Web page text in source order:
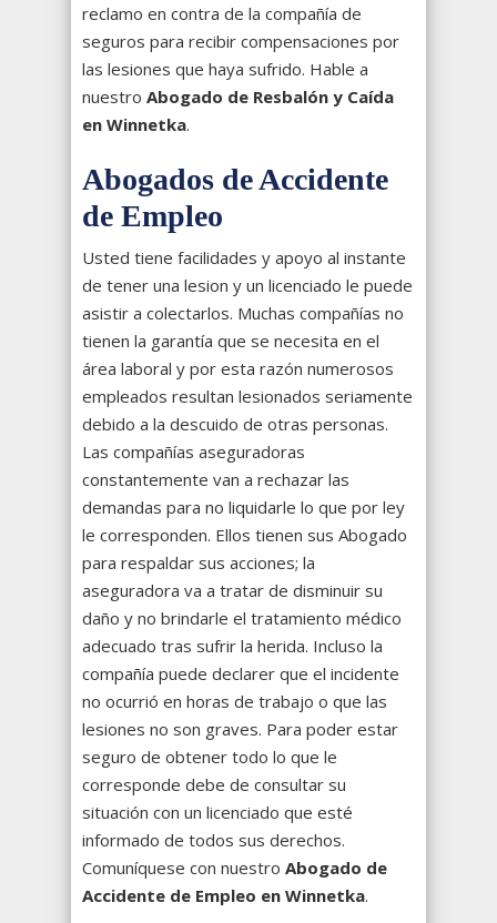
reclamo en contra de la compañía de
seguros para recibir compensaciones por
las lesiones que haya sufrido. Hable a
nuestro Abogado de Resbalón y Caída
en Winnetka.
Abogados de Accidente
de Empleo
Usted tiene facilidades y apoyo al instante
de tener una lesion y un licenciado le puede
asistir a colectarlos. Muchas compañías no
tienen la garantía que se necesita en el
área laboral y por esta razón numerosos
empleados resultan lesionados seriamente
debido a la descuido de otras personas.
Las compañías aseguradoras
constantemente van a rechazar las
demandas para no liquidarle lo que por ley
le corresponden. Ellos tienen sus Abogado
para respaldar sus acciones; la
aseguradora va a tratar de disminuir su
daño y no brindarle el tratamiento médico
adecuado tras sufrir la herida. Incluso la
compañía puede declarer que el incidente
no ocurrió en horas de trabajo o que las
lesiones no son graves. Para poder estar
seguro de obtener todo lo que le
corresponde debe de consultar su
situación con un licenciado que esté
informado de todos sus derechos.
Comuníquese con nuestro Abogado de
Accidente de Empleo en Winnetka.